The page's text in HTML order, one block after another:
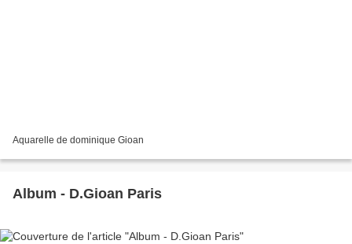
Aquarelle de dominique Gioan
Album - D.Gioan Paris